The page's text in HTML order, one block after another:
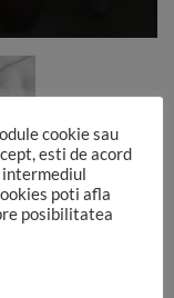
cookie sau
esti de acord
poti afla
posibilitatea